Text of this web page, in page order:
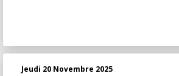
Jeudi 20 Novembre 2025